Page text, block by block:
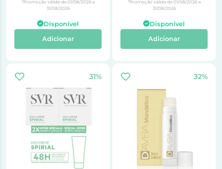
*Promoção válida de 01/08/2026 a
31/08/2026
Disponível
Adicionar
*Promoção válida de 01/08/2026 a
31/08/2026
Disponível
Adicionar
31% 32%